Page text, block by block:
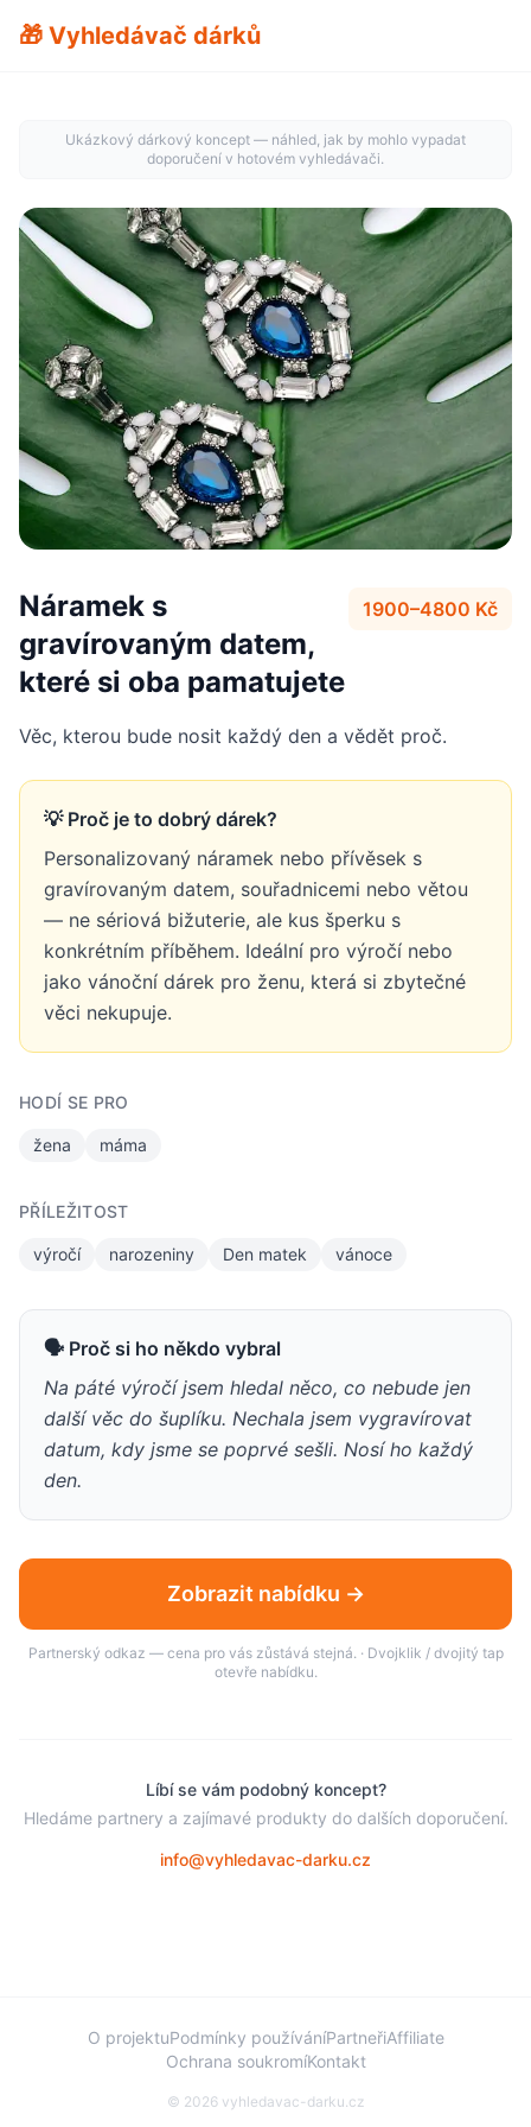
🎁 Vyhledávač dárků
Ukázkový dárkový koncept — náhled, jak by mohlo vypadat
doporučení v hotovém vyhledávači.
Náramek s
gravírovaným datem,
které si oba pamatujete
1900–4800 Kč
Věc, kterou bude nosit každý den a vědět proč.
💡 Proč je to dobrý dárek?
Personalizovaný náramek nebo přívěsek s
gravírovaným datem, souřadnicemi nebo větou
— ne sériová bižuterie, ale kus šperku s
konkrétním příběhem. Ideální pro výročí nebo
jako vánoční dárek pro ženu, která si zbytečné
věci nekupuje.
HODÍ SE PRO
žena máma
PŘÍLEŽITOST
výročí narozeniny Den matek vánoce
🗣 Proč si ho někdo vybral
Na páté výročí jsem hledal něco, co nebude jen
další věc do šuplíku. Nechala jsem vygravírovat
datum, kdy jsme se poprvé sešli. Nosí ho každý
den.
Zobrazit nabídku →
Partnerský odkaz — cena pro vás zůstává stejná. · Dvojklik / dvojitý tap
otevře nabídku.
Líbí se vám podobný koncept?
Hledáme partnery a zajímavé produkty do dalších doporučení.
info@vyhledavac-darku.cz
O projektuPodmínky používáníPartneřiAffiliate
Ochrana soukromíKontakt
© 2026vyhledavac-darku.cz